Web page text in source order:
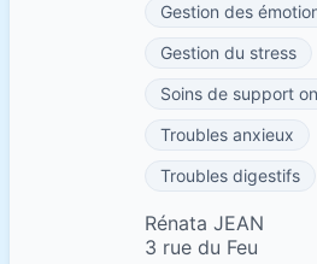
Gestion des
Gestion du stress
Soins de support
Troubles anxieux
Troubles digestifs
Rénata JEAN
3 rue du Feu